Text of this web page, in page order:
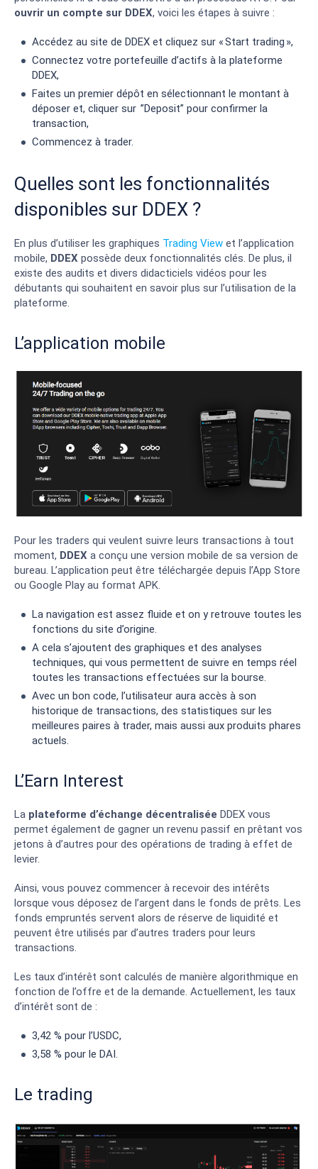
ouvrir un compte sur DDEX, voici les étapes à suivre :
Accédez au site de DDEX et cliquez sur « Start trading »,
Connectez votre portefeuille d’actifs à la plateforme
DDEX,
Faites un premier dépôt en sélectionnant le montant à
déposer et, cliquer sur ”Deposit” pour confirmer la
transaction,
Commencez à trader.
Quelles sont les fonctionnalités
disponibles sur DDEX ?
En plus d’utiliser les graphiques Trading View et l’application
mobile, DDEX possède deux fonctionnalités clés. De plus, il
existe des audits et divers didacticiels vidéos pour les
débutants qui souhaitent en savoir plus sur l’utilisation de la
plateforme.
L’application mobile
Pour les traders qui veulent suivre leurs transactions à tout
moment, DDEX a conçu une version mobile de sa version de
bureau. L’application peut être téléchargée depuis l’App Store
ou Google Play au format APK.
La navigation est assez fluide et on y retrouve toutes les
fonctions du site d’origine.
A cela s’ajoutent des graphiques et des analyses
techniques, qui vous permettent de suivre en temps réel
toutes les transactions effectuées sur la bourse.
Avec un bon code, l’utilisateur aura accès à son
historique de transactions, des statistiques sur les
meilleures paires à trader, mais aussi aux produits phares
actuels.
L’Earn Interest
La plateforme d’échange décentralisée DDEX vous
permet également de gagner un revenu passif en prêtant vos
jetons à d’autres pour des opérations de trading à effet de
levier.
Ainsi, vous pouvez commencer à recevoir des intérêts
lorsque vous déposez de l’argent dans le fonds de prêts. Les
fonds empruntés servent alors de réserve de liquidité et
peuvent être utilisés par d’autres traders pour leurs
transactions.
Les taux d’intérêt sont calculés de manière algorithmique en
fonction de l’offre et de la demande. Actuellement, les taux
d’intérêt sont de :
3,42 % pour l’USDC,
3,58 % pour le DAI.
Le trading